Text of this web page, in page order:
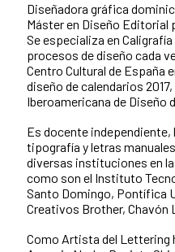
Diseñadora gráfica
Máster en Diseño Editorial
Se especializa en
procesos de diseño cada
Centro Cultural de España
diseño de calendarios
Iberoamericana de Diseño
Es docente
tipografía y letras
diversas instituciones en
como son el Instituto
Santo Domingo, Pontífica
Creativos Brother, Chavón
Como Artista del Lettering